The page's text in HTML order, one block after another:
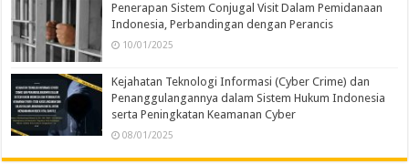
Penerapan Sistem Conjugal Visit Dalam Pemidanaan
Indonesia, Perbandingan dengan Perancis
10/01/2025
Kejahatan Teknologi Informasi (Cyber Crime) dan
Penanggulangannya dalam Sistem Hukum Indonesia
serta Peningkatan Keamanan Cyber
08/01/2025